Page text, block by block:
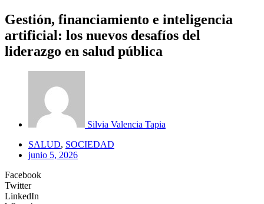
Gestión, financiamiento e inteligencia
artificial: los nuevos desafíos del
liderazgo en salud pública
Silvia Valencia Tapia
SALUD, SOCIEDAD
junio 5, 2026
Facebook
Twitter
LinkedIn